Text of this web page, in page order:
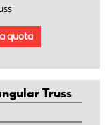
quota
Truss